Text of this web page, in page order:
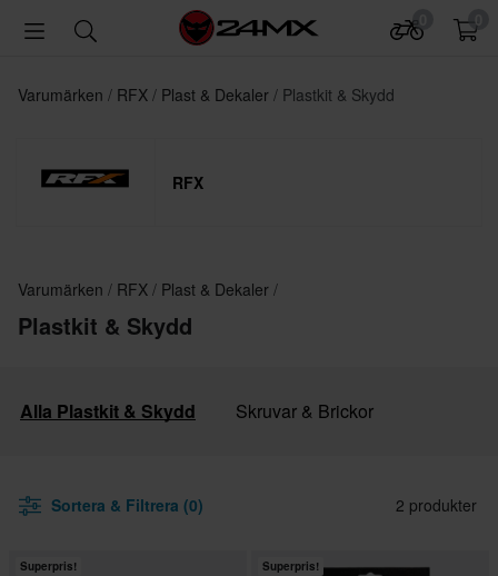
Varumärken RFX Plast & Dekaler Plastkit & Skydd
RFX
Varumärken RFX Plast & Dekaler
Plastkit & Skydd
Alla Plastkit & Skydd Skruvar & Brickor
Sortera & Filtrera (0) 2 produkter
Superpris! Superpris!